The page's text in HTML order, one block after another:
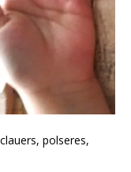
polseres,